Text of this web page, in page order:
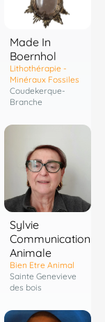
Made In
Boernhol
Lithothérapie -
Minéraux Fossiles
Coudekerque-
Branche
Sylvie
Communication
Animale
Bien Etre Animal
Sainte Genevieve
des bois